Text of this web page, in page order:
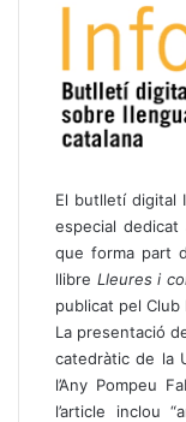
El butlletí digital
especial dedicat
que forma part
llibre Lleures i
publicat pel Club
La presentació
catedràtic de la
l’Any Pompeu
l’article inclou